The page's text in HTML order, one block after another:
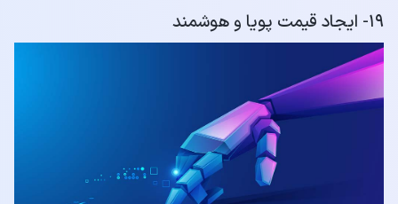
۱۹- ایجاد قیمت پویا و هوشمند